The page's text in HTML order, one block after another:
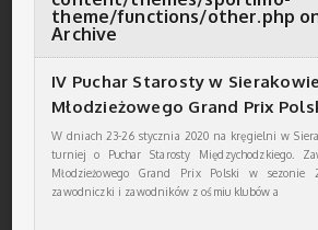
theme/functions/other.php
Archive
IV Puchar Starosty w
Młodzieżowego Grand Prix
W dniach 23-26 stycznia 2020 na kręgielni w
turniej o Puchar Starosty Międzychodzkiego.
Młodzieżowego Grand Prix Polski w sezonie
zawodniczki i zawodników z ośmiu klubów a